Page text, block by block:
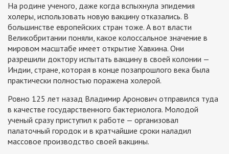
На родине ученого, даже когда вспыхнула эпидемия
холеры, использовать новую вакцину отказались. В
большинстве европейских стран тоже. А вот власти
Великобритании поняли, какое колоссальное значение в
мировом масштабе имеет открытие Хавкина. Они
разрешили доктору испытать вакцину в своей колонии —
Индии, стране, которая в конце позапрошлого века была
практически полностью поражена холерой.
Ровно 125 лет назад Владимир Аронович отправился туда
в качестве государственного бактериолога. Молодой
ученый сразу приступил к работе — организовал
палаточный городок и в кратчайшие сроки наладил
массовое производство своей вакцины.